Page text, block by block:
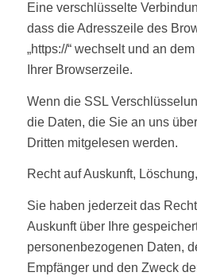
Eine verschlüsselte
dass die Adresszeile des
„https://“ wechselt und an
Ihrer Browserzeile.
Wenn die SSL
die Daten, die Sie an uns
Dritten mitgelesen werden.
Recht auf Auskunft,
Sie haben jederzeit das
Auskunft über Ihre
personenbezogenen Daten,
Empfänger und den Zweck